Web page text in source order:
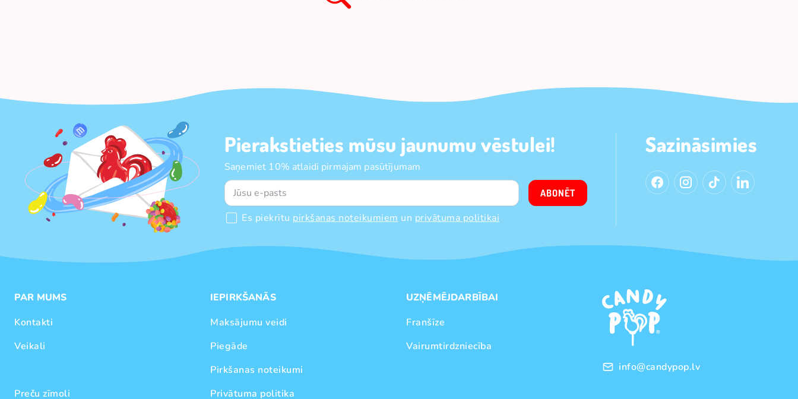
Pierakstieties mūsu jaunumu vēstulei!
Saņemiet 10% atlaidi pirmajam pasūtījumam
Es piekrītu pirkšanas noteikumiem un privātuma politikai
ABONĒT
Sazināsimies
PAR MUMS
Kontakti
Veikali
Preču zīmoli
IEPIRKŠANĀS
Maksājumu veidi
Piegāde
Pirkšanas noteikumi
Privātuma politika
UZŅĒMĒJDARBĪBAI
Franšīze
Vairumtirdzniecība
info@candypop.lv